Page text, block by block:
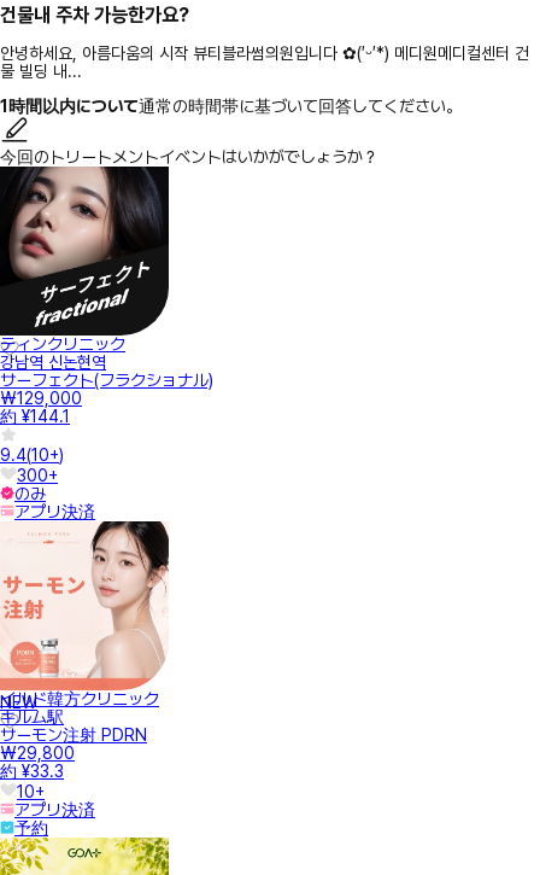
건물내 주차 가능한가요?
안녕하세요, 아름다움의 시작 뷰티블라썸의원입니다 ✿(′ᵕ′*) 메디원메디컬센터 건
물 빌딩 내...
1時間以内について通常の時間帯に基づいて回答してください。
今回のトリートメントイベントはいかがでしょうか？
ティンクリニック
강남역 신논현역
サーフェクト(フラクショナル)
₩129,000
約 ¥144.1
9.4(10+)
300+
のみ
アプリ決済
NEW
イルド韓方クリニック
キルム駅
サーモン注射 PDRN
₩29,800
約 ¥33.3
10+
アプリ決済
予約